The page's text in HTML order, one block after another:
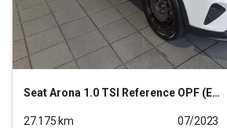
SeatArona 1.0 TSI Reference OPF (EURO 6d)
27.175km
07/2023